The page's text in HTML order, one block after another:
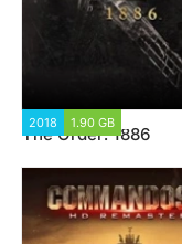
2018 1.90 GB
The Order: 1886